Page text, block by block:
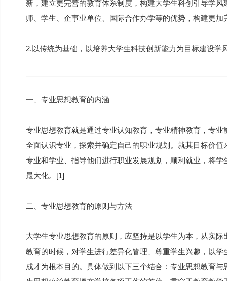
新，建立更完善的教育体系制度，构建大学生科创引导学
师、学生、企事业单位、国际合作办学等的优势，构建更
2.以传统为基础，以培养大学生科技创新能力为目标建设学
一、专业思想教育的内涵
专业思想教育就是通过专业认知教育，专业精神教育，专
全面认识专业，探索并确定自己的职业规划。就其目标价
专业和学业、指导他们进行职业发展规划，顺利就业，将
最大化。[1]
二、专业思想教育的原则与方法
大学生专业思想教育的原则，应坚持是以学生为本，从实
教育的时候，对学生进行差异化管理、尊重学生兴趣，以
成才为根本目的。具体做到以下三个结合：专业思想教育